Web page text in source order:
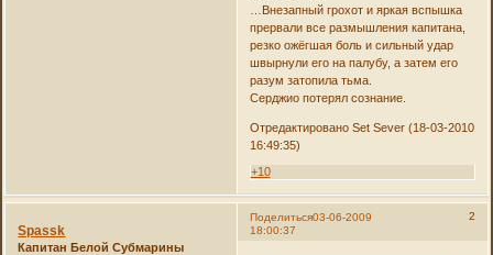
…Внезапный грохот и яркая вспышка
прервали все размышления капитана,
резко ожёгшая боль и сильный удар
швырнули его на палубу, а затем его
разум затопила тьма.
Серджио потерял сознание.
Отредактировано Set Sever (18-03-2010
16:49:35)
+10
Поделиться 2
03-06-2009
18:00:37
Spassk
Капитан Белой Субмарины